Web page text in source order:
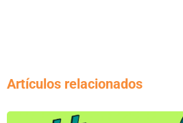
Artículos relacionados